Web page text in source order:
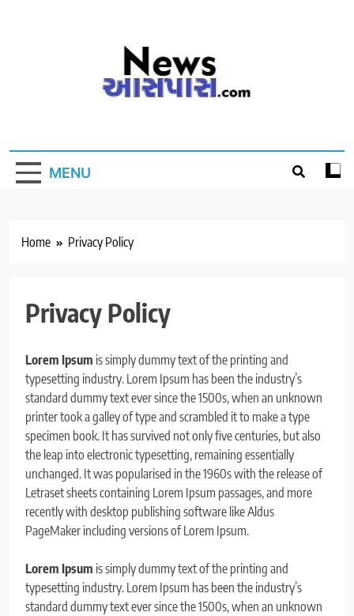
MENU
Home Privacy Policy
Privacy Policy
Lorem Ipsum is simply dummy text of the printing and
typesetting industry. Lorem Ipsum has been the industry’s
standard dummy text ever since the 1500s, when an unknown
printer took a galley of type and scrambled it to make a type
specimen book. It has survived not only five centuries, but also
the leap into electronic typesetting, remaining essentially
unchanged. It was popularised in the 1960s with the release of
Letraset sheets containing Lorem Ipsum passages, and more
recently with desktop publishing software like Aldus
PageMaker including versions of Lorem Ipsum.
Lorem Ipsum is simply dummy text of the printing and
typesetting industry. Lorem Ipsum has been the industry’s
standard dummy text ever since the 1500s, when an unknown